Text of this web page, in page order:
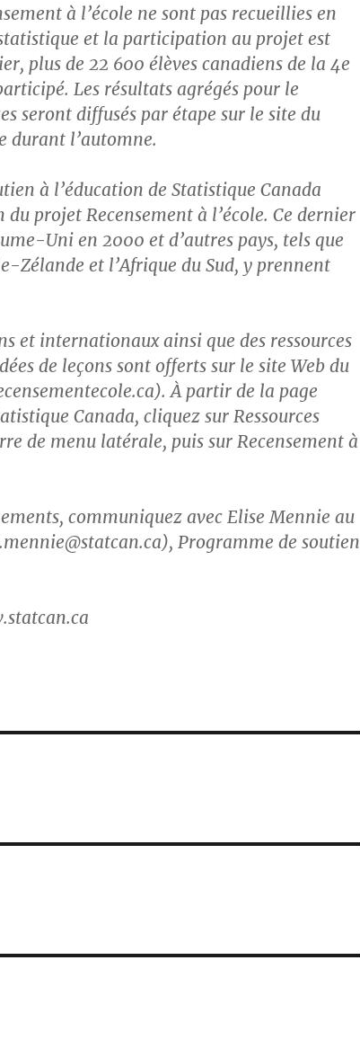
à l’école ne sont pas recueillies en
et la participation au projet est
plus de 22 600 élèves canadiens de la 4e
Les résultats agrégés pour le
seront diffusés par étape sur le site du
durant l’automne.
à l’éducation de Statistique Canada
projet Recensement à l’école. Ce dernier
Uni en 2000 et d’autres pays, tels que
Zélande et l’Afrique du Sud, y prennent
et internationaux ainsi que des ressources
de leçons sont offerts sur le site Web du
À partir de la page
Canada, cliquez sur Ressources
de menu latérale, puis sur Recensement à
communiquez avec Elise Mennie au
Programme de soutien